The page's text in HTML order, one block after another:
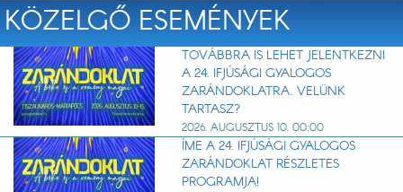
KÖZELGŐ ESEMÉNYEK
TOVÁBBRA IS LEHET JELENTKEZNI
A 24. IFJÚSÁGI GYALOGOS
ZARÁNDOKLATRA. VELÜNK
TARTASZ?
2026. AUGUSZTUS 10. 00:00
ÍME A 24. IFJÚSÁGI GYALOGOS
ZARÁNDOKLAT RÉSZLETES
PROGRAMJA!